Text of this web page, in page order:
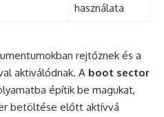
használata
rejtőznek és a
aktiválódnak. A boot sector
építik be magukat,
betöltése előtt aktívvá